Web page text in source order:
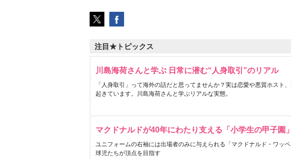
注目★トピックス
川島海荷さんと学ぶ 日常に潜む“人身取引”のリアル
「人身取引」って海外の話だと思ってませんか？実は恋愛や悪質ホスト
起きています。川島海荷さんと学ぶリアルな実態。
マクドナルドが40年にわたり支える「小学生の甲子園」
ユニフォームの右袖には出場者のみに与えられる「マクドナルド・ワッ
球児たちが頂点を目指す